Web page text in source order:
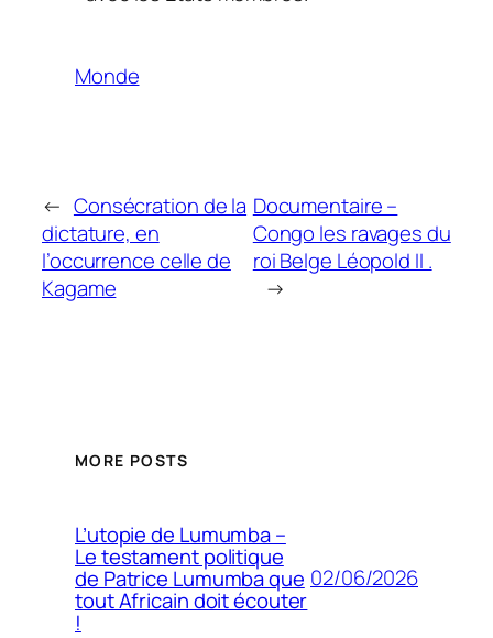
Monde
← Consécration de la
dictature, en
l’occurrence celle de
Kagame
Documentaire –
Congo les ravages du
roi Belge Léopold II .
→
MORE POSTS
L’utopie de Lumumba –
Le testament politique
de Patrice Lumumba que
tout Africain doit écouter
!
02/06/2026